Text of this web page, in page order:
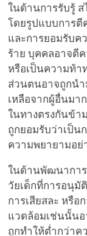
ในด้านการรับรู้
โดยรูปแบบการ
และการยอมรับค
ร้าย บุคคลอาจตี
หรือเป็นความท้า
ส่วนตนอาจถูกน
เหลือจากผู้อื่นมา
ในทางตรงกันข้า
ถูกยอมรับว่าเป็น
ความพยายามอย่
ในด้านพัฒนากา
วัยเด็กที่การอนุมั
การเสียสละ หรือ
แวดล้อมเช่นนั้น
ถูกทำให้ต่ำกว่าค